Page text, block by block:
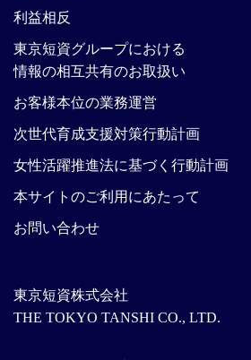
東京短資株式会社
THE TOKYO TANSHI CO., LTD.
利益相反
東京短資グループにおける
情報の相互共有のお取扱い
お客様本位の業務運営
次世代育成支援対策行動計画
女性活躍推進法に基づく行動計画
本サイトのご利用にあたって
お問い合わせ